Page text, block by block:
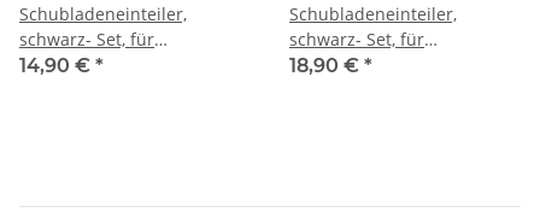
Schubladeneinteiler,
schwarz- Set, für
Werkstattwagen
14,90 € *
Schubladeneinteiler,
schwarz- Set, für
Werkstattwagen
18,90 € *